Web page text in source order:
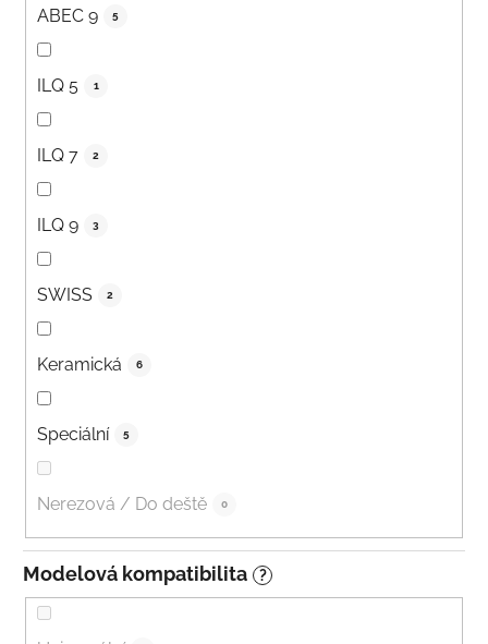
ABEC 9 5
ILQ 5 1
ILQ 7 2
ILQ 9 3
SWISS 2
Keramická 6
Speciální 5
Nerezová / Do deště 0
Modelová kompatibilita ?